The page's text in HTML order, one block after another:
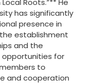
Roots.”** He
has significantly
presence in
establishment
and the
for
to
and cooperation